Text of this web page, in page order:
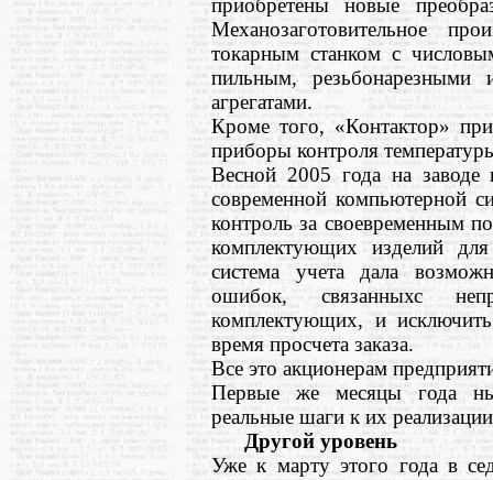
приобретены новые
Механозаготовительное
токарным станком с
пильным, резьбонарезными
агрегатами.
Кроме того, «Контактор»
приборы контроля
Весной 2005 года на заводе
современной компьютерной
контроль за своевременным
комплектующих изделий для
система учета дала
ошибок, связанныхс
комплектующих, и
время просчета заказа.
Все это акционерам
Первые же месяцы года
реальные шаги к их
Другой уровень
Уже к марту этого года в